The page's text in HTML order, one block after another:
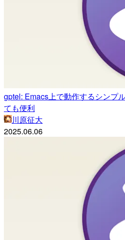
gptel: Emacs上で動作するシンプ
ても便利
川原征大
2025.06.06